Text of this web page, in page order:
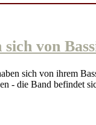
von
sich von ihrem
- die Band befindet